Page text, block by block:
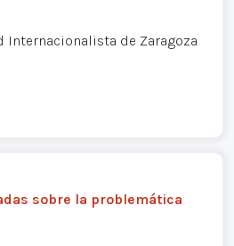
de Zaragoza
sobre la problemática